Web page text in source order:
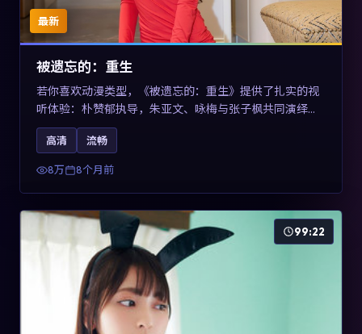
最新
被遗忘的：重生
若你喜欢动漫类型，《被遗忘的：重生》提供了扎实的视
听体验：朴赞郁执导，朱亚文、咏梅与张子枫共同演绎。
影片2025年于法国上映，内容用喜剧外壳包裹对现实规则
的温和反讽，关键词包含高清流畅、人物关系与情节反
转，适合检索「2025动漫」「法国电影」的用户。
高清 流畅
8万 8个月前
99:22